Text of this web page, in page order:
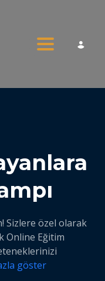
Toggle
Sizlere özel olarak
Online Eğitim
göster